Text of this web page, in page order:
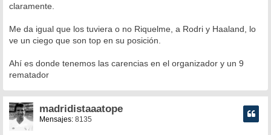
claramente.
Me da igual que los tuviera o no Riquelme, a Rodri y Haaland, lo
ve un ciego que son top en su posición.
Ahí es donde tenemos las carencias en el organizador y un 9
rematador
madridistaaatope
Mensajes: 8135